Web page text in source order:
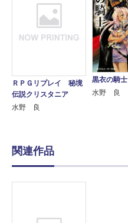
ＲＰＧリプレイ 秘境
伝説クリスタニア
水野 良
黒衣の騎士
水野 良
関連作品